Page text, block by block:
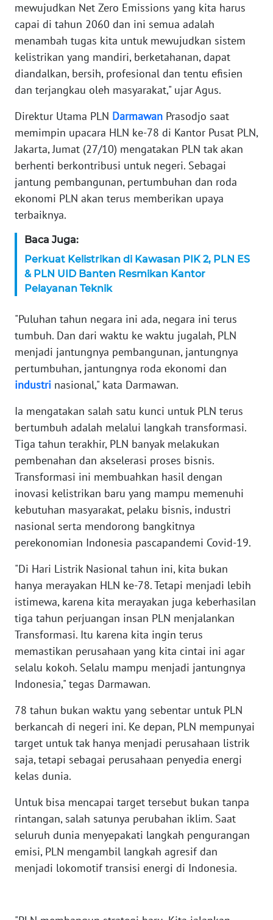
mewujudkan Net Zero Emissions yang kita harus
capai di tahun 2060 dan ini semua adalah
menambah tugas kita untuk mewujudkan sistem
kelistrikan yang mandiri, berketahanan, dapat
diandalkan, bersih, profesional dan tentu efisien
dan terjangkau oleh masyarakat," ujar Agus.
Direktur Utama PLN Darmawan Prasodjo saat
memimpin upacara HLN ke-78 di Kantor Pusat PLN,
Jakarta, Jumat (27/10) mengatakan PLN tak akan
berhenti berkontribusi untuk negeri. Sebagai
jantung pembangunan, pertumbuhan dan roda
ekonomi PLN akan terus memberikan upaya
terbaiknya.
Baca Juga:
Perkuat Kelistrikan di Kawasan PIK 2, PLN ES
& PLN UID Banten Resmikan Kantor
Pelayanan Teknik
"Puluhan tahun negara ini ada, negara ini terus
tumbuh. Dan dari waktu ke waktu jugalah, PLN
menjadi jantungnya pembangunan, jantungnya
pertumbuhan, jantungnya roda ekonomi dan
industri nasional," kata Darmawan.
Ia mengatakan salah satu kunci untuk PLN terus
bertumbuh adalah melalui langkah transformasi.
Tiga tahun terakhir, PLN banyak melakukan
pembenahan dan akselerasi proses bisnis.
Transformasi ini membuahkan hasil dengan
inovasi kelistrikan baru yang mampu memenuhi
kebutuhan masyarakat, pelaku bisnis, industri
nasional serta mendorong bangkitnya
perekonomian Indonesia pascapandemi Covid-19.
"Di Hari Listrik Nasional tahun ini, kita bukan
hanya merayakan HLN ke-78. Tetapi menjadi lebih
istimewa, karena kita merayakan juga keberhasilan
tiga tahun perjuangan insan PLN menjalankan
Transformasi. Itu karena kita ingin terus
memastikan perusahaan yang kita cintai ini agar
selalu kokoh. Selalu mampu menjadi jantungnya
Indonesia," tegas Darmawan.
78 tahun bukan waktu yang sebentar untuk PLN
berkancah di negeri ini. Ke depan, PLN mempunyai
target untuk tak hanya menjadi perusahaan listrik
saja, tetapi sebagai perusahaan penyedia energi
kelas dunia.
Untuk bisa mencapai target tersebut bukan tanpa
rintangan, salah satunya perubahan iklim. Saat
seluruh dunia menyepakati langkah pengurangan
emisi, PLN mengambil langkah agresif dan
menjadi lokomotif transisi energi di Indonesia.
WN
PAPUA
BARAT
WN
WN
SERAMBI
WN
JAMBI
WN
SULTRA
NTB
WN
WN
SULBAR
WN
WN
SUMBAR
WN
SUMSEL
BENGKULU
WN
JATENG
WN
NUSANTARA
JOGJA
WN
JATIM
BALI
WN
KALBAR